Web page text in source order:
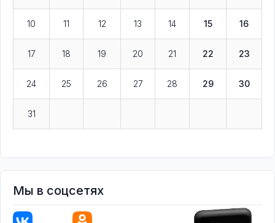
10 11 12 13 14 15 16
17 18 19 20 21 22 23
24 25 26 27 28 29 30
31
Мы в соцсетях